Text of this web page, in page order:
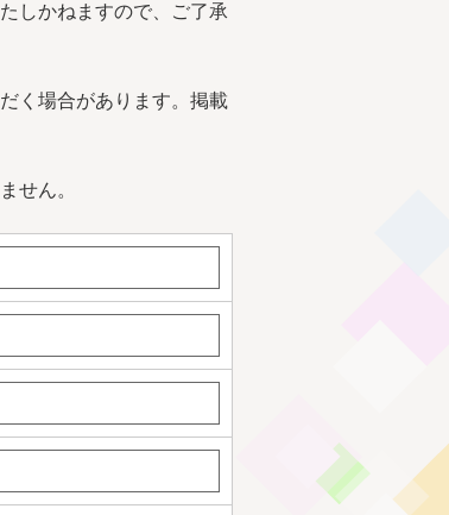
しかねますので、ご了承
く場合があります。掲載
せん。